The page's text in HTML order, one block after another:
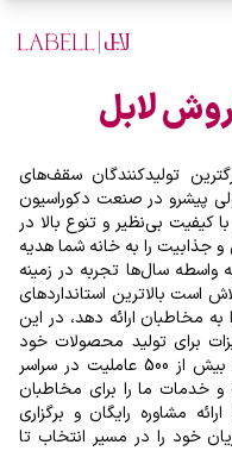
لابل
تولیدکنندگان سقف‌های
پیشرو در صنعت دکوراسیون
کیفیت بی‌نظیر و تنوع بالا در
و جذابیت را به خانه شما هدیه
سال‌ها تجربه در زمینه
است بالاترین استانداردهای
مخاطبان ارائه دهد، در این
برای تولید محصولات خود
بهره‌ می‌گیرد. شبکه فروش گسترده لابل با بیش از 500 عاملیت در سراسر
خدمات ما را برای مخاطبان
مشاوره رایگان و برگزاری
خود را در مسیر انتخاب تا